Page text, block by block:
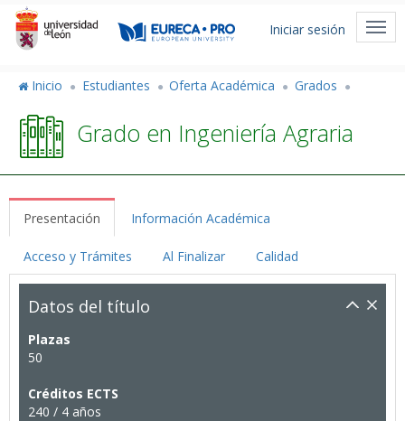
Pasar
contenido
Menú
cuenta
usuario
Iniciar sesión
Inicio Estudiantes Oferta Académica Grados
Grado en Ingeniería Agraria
Presentación Información Académica
Acceso y Trámites Al Finalizar Calidad
Datos del título
Plazas
50
Créditos ECTS
240 / 4 años